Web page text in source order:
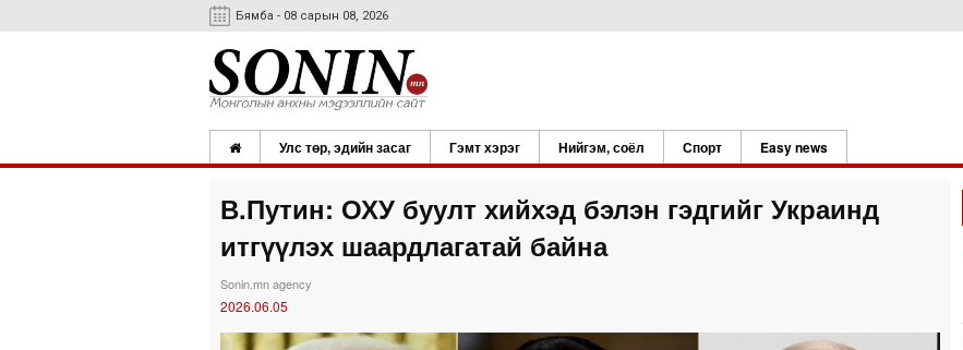
Бямба - 08 сарын 08, 2026
Улс төр, эдийн засаг Гэмт хэрэг Нийгэм, соёл Спорт Easy news
В.Путин: ОХУ буулт хийхэд бэлэн гэдгийг Украинд
итгүүлэх шаардлагатай байна
Sonin.mn agency
2026.06.05